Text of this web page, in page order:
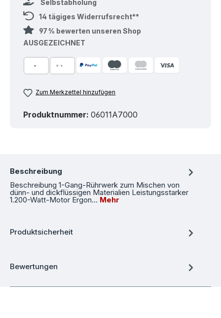
Selbstabholung
14 tägiges Widerrufsrecht**
97 % bewerten unseren Shop
AUSGEZEICHNET
Zum Merkzettel hinzufügen
Produktnummer: 06011A7000
Beschreibung
Beschreibung 1-Gang-Rührwerk zum Mischen von
dünn- und dickflüssigen Materialien Leistungsstarker
1.200-Watt-Motor Ergon… Mehr
Produktsicherheit
Bewertungen